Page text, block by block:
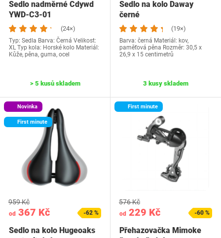
Sedlo nadměrné Cdywd
YWD-C3-01
(24×)
Typ: Sedla Barva: Černá Velikost:
XL Typ kola: Horské kolo Materiál:
Kůže, pěna, guma, ocel
> 5 kusů skladem
Sedlo na kolo Daway
černé
(19×)
Barva: černá Materiál: kov,
paměťová pěna Rozměr: 30,5 x
26,9 x 15 centimetrů
3 kusy skladem
Novinka
First minute
od 367 Kč
959 Kč
-62 %
Sedlo na kolo Hugeoaks
First minute
od 229 Kč
576 Kč
-60 %
Přehazovačka Mimoke